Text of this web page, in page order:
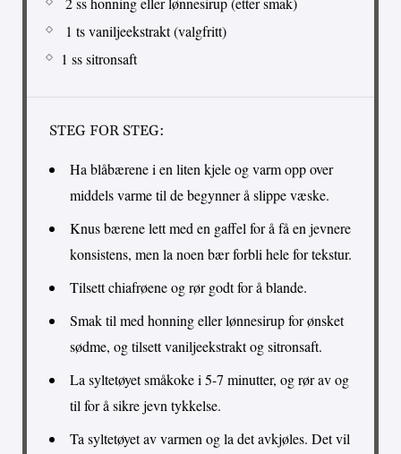
1 ts vaniljeekstrakt (valgfritt)
1 ss sitronsaft
STEG FOR STEG:
Ha blåbærene i en liten kjele og varm opp over
middels varme til de begynner å slippe væske.
Knus bærene lett med en gaffel for å få en jevnere
konsistens, men la noen bær forbli hele for tekstur.
Tilsett chiafrøene og rør godt for å blande.
Smak til med honning eller lønnesirup for ønsket
sødme, og tilsett vaniljeekstrakt og sitronsaft.
La syltetøyet småkoke i 5-7 minutter, og rør av og
til for å sikre jevn tykkelse.
Ta syltetøyet av varmen og la det avkjøles. Det vil